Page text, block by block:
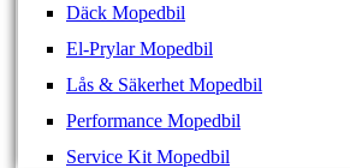
Däck Mopedbil
El-Prylar Mopedbil
Lås & Säkerhet Mopedbil
Performance Mopedbil
Service Kit Mopedbil